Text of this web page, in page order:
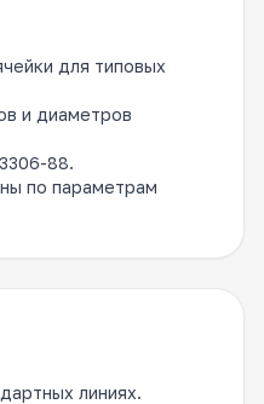
для типовых
и диаметров
88.
по параметрам
линиях.